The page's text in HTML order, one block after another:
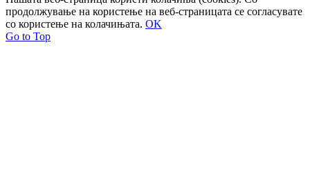
продолжување на користење на веб-страницата се согласувате
со користење на колачињата. OK
Go to Top